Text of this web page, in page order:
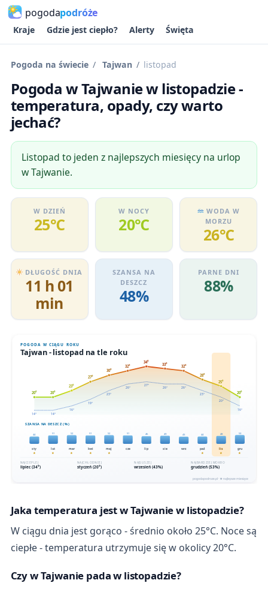
pogodapodróże
Kraje Gdzie jest ciepło? Alerty Święta
Pogoda na świecie Tajwan listopad
Pogoda w Tajwanie w listopadzie -
temperatura, opady, czy warto
jechać?
Listopad to jeden z najlepszych miesięcy na urlop
w Tajwanie.
W DZIEŃ
25℃
W NOCY
20℃
WODA W
MORZU
26℃
DŁUGOŚĆ DNIA
11 h 01
min
SZANSA NA
DESZCZ
48%
PARNE DNI
88%
Jaka temperatura jest w Tajwanie w listopadzie?
W ciągu dnia jest gorąco - średnio około 25°C. Noce są
ciepłe - temperatura utrzymuje się w okolicy 20°C.
Czy w Tajwanie pada w listopadzie?